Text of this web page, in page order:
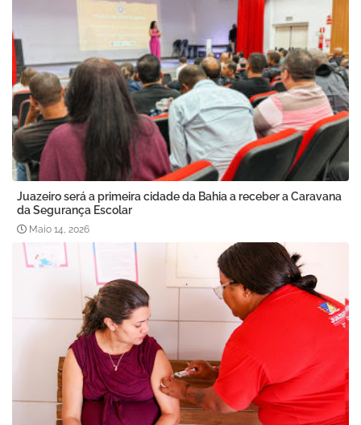
Juazeiro será a primeira cidade da Bahia a receber a Caravana
da Segurança Escolar
Maio 14, 2026